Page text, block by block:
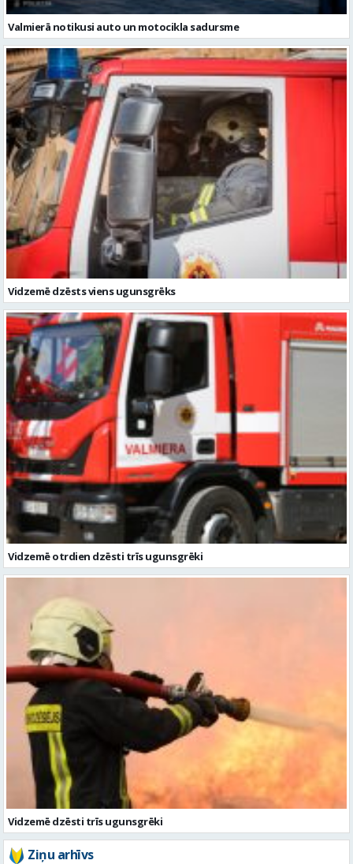
Valmierā notikusi auto un motocikla sadursme
Vidzemē dzēsts viens ugunsgrēks
Vidzemē otrdien dzēsti trīs ugunsgrēki
Vidzemē dzēsti trīs ugunsgrēki
Ziņu arhīvs